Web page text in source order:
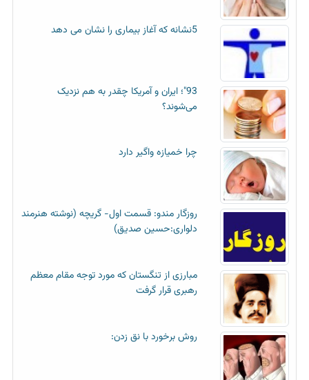
5نشانه که آغاز بیماری را نشان می دهد
93"؛ ایران و آمریکا چقدر به هم نزدیک
می‌شوند؟
چرا خمیازه واگیر دارد
روزگار مندو: قسمت اول- گریچه (نوشته هنرمند
دلواری:حسین صدیق)
مبارزی از تنگستان که مورد توجه مقام معظم
رهبری قرار گرفت
روش برخورد با نق زدن: